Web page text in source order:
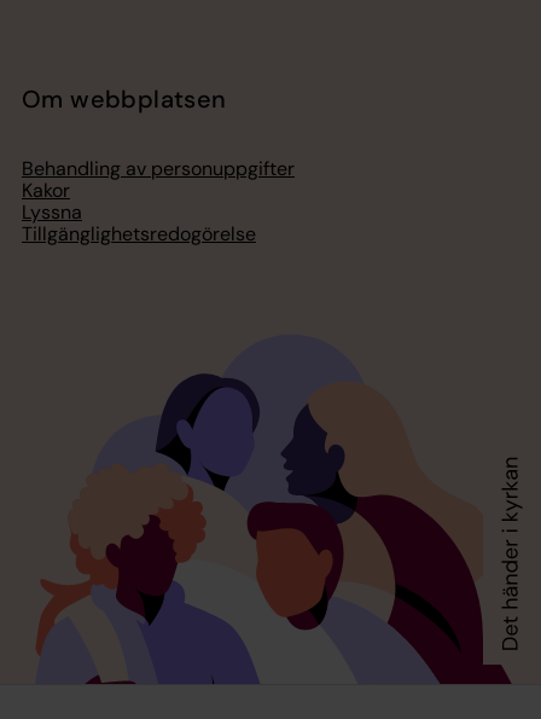
Om webbplatsen
Behandling av personuppgifter
Kakor
Lyssna
Tillgänglighetsredogörelse